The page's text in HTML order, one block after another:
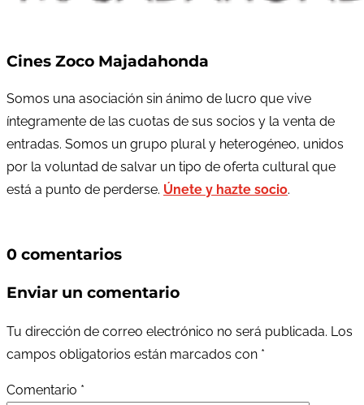
Cines Zoco Majadahonda
Somos una asociación sin ánimo de lucro que vive
íntegramente de las cuotas de sus socios y la venta de
entradas. Somos un grupo plural y heterogéneo, unidos
por la voluntad de salvar un tipo de oferta cultural que
está a punto de perderse. Únete y hazte socio.
0 comentarios
Enviar un comentario
Tu dirección de correo electrónico no será publicada. Los
campos obligatorios están marcados con *
Comentario *